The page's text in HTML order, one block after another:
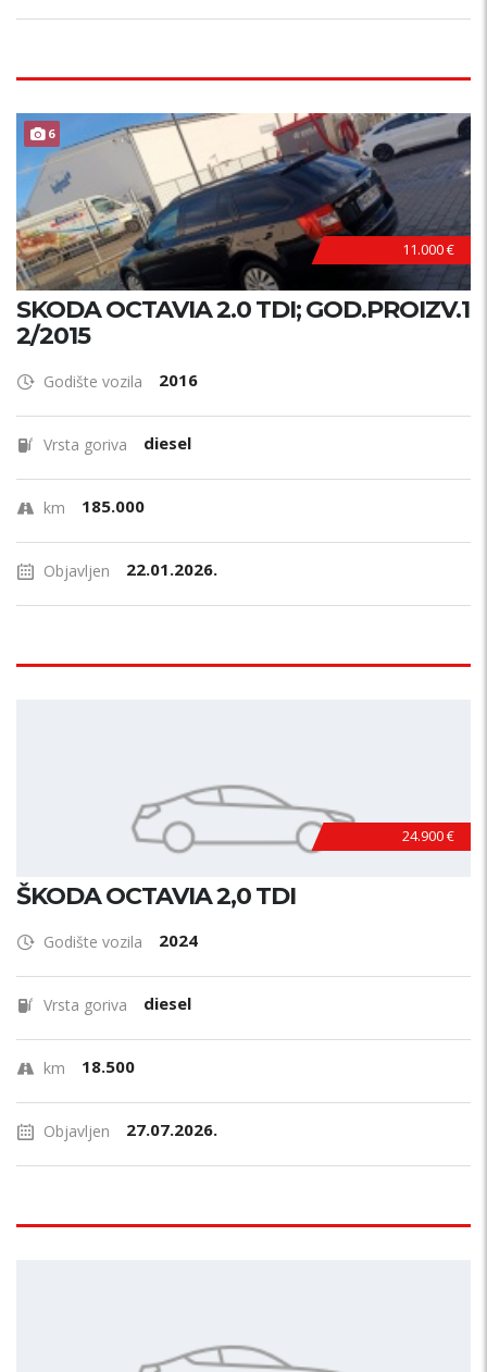
6
11.000 €
SKODA OCTAVIA 2.0 TDI; GOD.PROIZV.1
2/2015
Godište vozila 2016
Vrsta goriva diesel
km 185.000
Objavljen 22.01.2026.
24.900 €
ŠKODA OCTAVIA 2,0 TDI
Godište vozila 2024
Vrsta goriva diesel
km 18.500
Objavljen 27.07.2026.